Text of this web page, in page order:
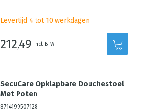
Levertijd 4 tot 10 werkdagen
212,49 incl. BTW
SecuCare Opklapbare Douchestoel
Met Poten
8714199507128